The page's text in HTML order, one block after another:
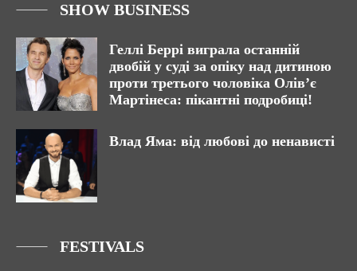
SHOW BUSINESS
Геллі Беррі виграла останній
двобій у суді за опіку над дитиною
проти третього чоловіка Олів’є
Мартінеса: пікантні подробиці!
Влад Яма: від любові до ненависті
FESTIVALS